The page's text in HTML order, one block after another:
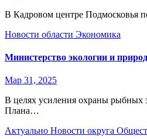
В Кадровом центре Подмосковья
Новости области Экономика
Министерство экологии и
Мар 31, 2025
В целях усиления охраны рыбных
Плана…
Актуально Новости округа